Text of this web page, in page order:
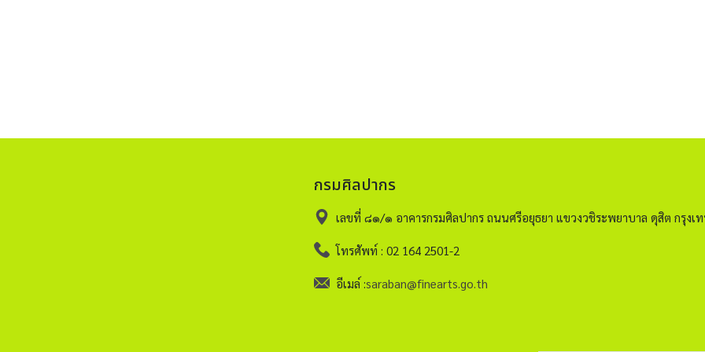
กรมศิลปากร
เลขที่ ๘๑/๑ อาคารกรมศิลปากร ถนนศรีอยุธยา แขวงวชิระพยาบาล ดุสิต กรุง
โทรศัพท์ : 02 164 2501-2
อีเมล์ :saraban@finearts.go.th